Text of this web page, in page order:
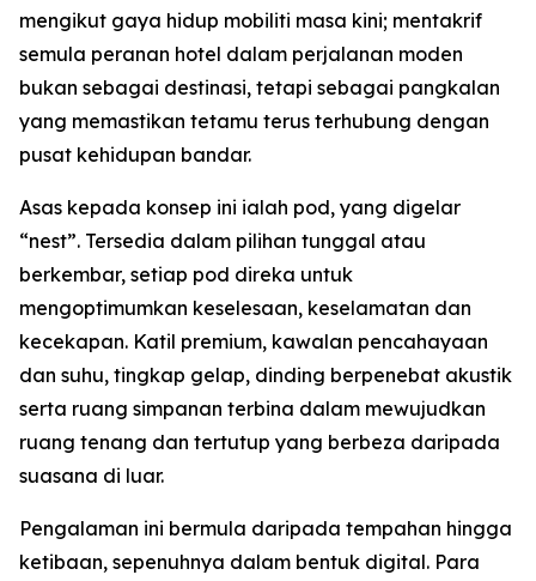
mengikut gaya hidup mobiliti masa kini; mentakrif
semula peranan hotel dalam perjalanan moden
bukan sebagai destinasi, tetapi sebagai pangkalan
yang memastikan tetamu terus terhubung dengan
pusat kehidupan bandar.
Asas kepada konsep ini ialah pod, yang digelar
“nest”. Tersedia dalam pilihan tunggal atau
berkembar, setiap pod direka untuk
mengoptimumkan keselesaan, keselamatan dan
kecekapan. Katil premium, kawalan pencahayaan
dan suhu, tingkap gelap, dinding berpenebat akustik
serta ruang simpanan terbina dalam mewujudkan
ruang tenang dan tertutup yang berbeza daripada
suasana di luar.
Pengalaman ini bermula daripada tempahan hingga
ketibaan, sepenuhnya dalam bentuk digital. Para